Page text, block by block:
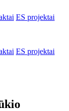
ES projektai
ES projektai